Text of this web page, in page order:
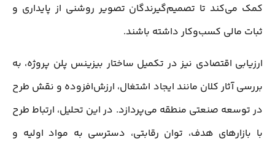
کمک می‌کند تا تصمیم‌گیرندگان تصویر روشنی از پایداری و
ثبات مالی کسب‌وکار داشته باشند.
ارزیابی اقتصادی نیز در تکمیل ساختار بیزینس پلن پروژه، به
بررسی آثار کلان مانند ایجاد اشتغال، ارزش‌افزوده و نقش طرح
در توسعه صنعتی منطقه می‌پردازد. در این تحلیل، ارتباط طرح
با بازارهای هدف، توان رقابتی، دسترسی به مواد اولیه و